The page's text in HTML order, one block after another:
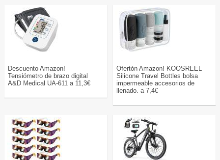
Descuento Amazon!
Tensiómetro de brazo digital
A&D Medical UA-611 a 11,3€
Ofertón Amazon! KOOSREEL
Silicone Travel Bottles bolsa
impermeable accesorios de
llenado. a 7,4€